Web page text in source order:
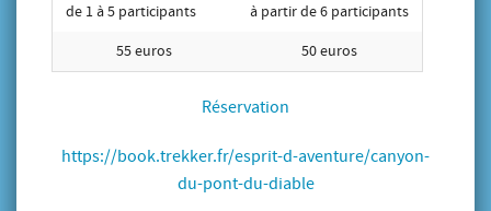
de 1 à 5 participants
à partir de 6 participants
55 euros
50 euros
Réservation
https://book.trekker.fr/esprit-d-aventure/canyon-
du-pont-du-diable